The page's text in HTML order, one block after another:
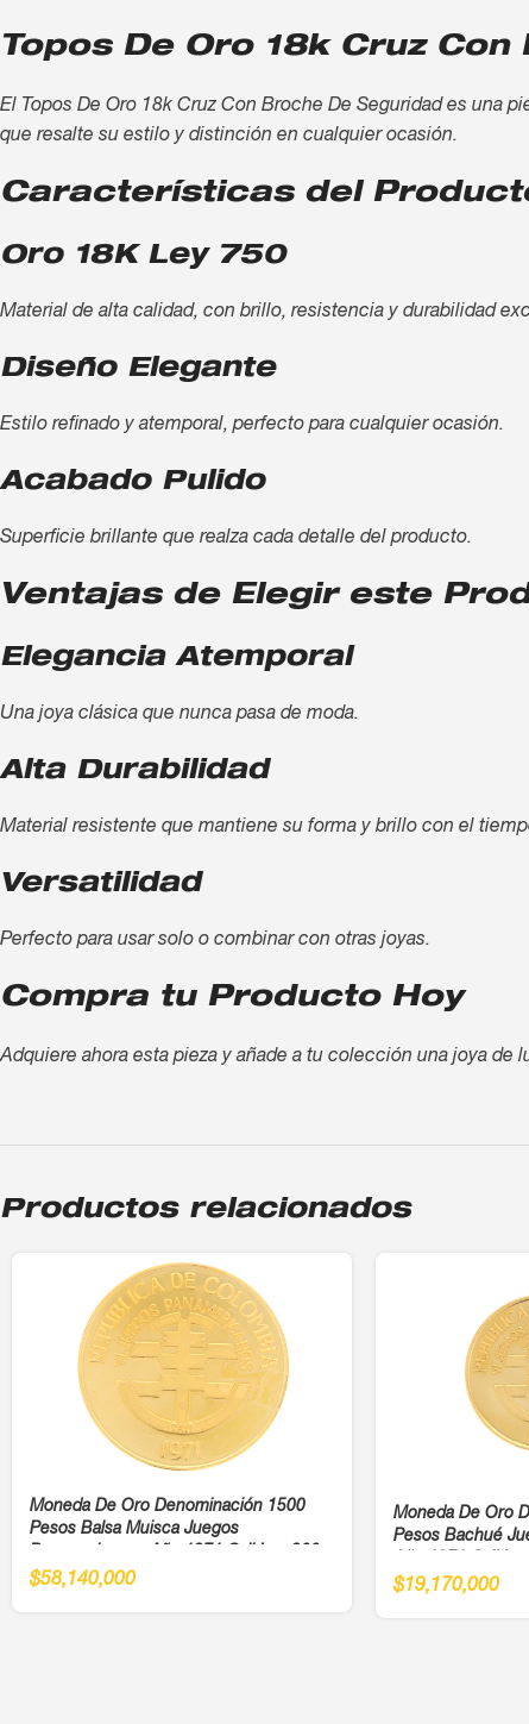
Topos De Oro 18k Cruz
El Topos De Oro 18k Cruz Con Broche De Seguridad es una
que resalte su estilo y distinción en cualquier ocasión.
Características del
Oro 18K Ley 750
Material de alta calidad, con brillo, resistencia y durabilidad
Diseño Elegante
Estilo refinado y atemporal, perfecto para cualquier ocasión.
Acabado Pulido
Superficie brillante que realza cada detalle del producto.
Ventajas de Elegir este
Elegancia Atemporal
Una joya clásica que nunca pasa de moda.
Alta Durabilidad
Material resistente que mantiene su forma y brillo con el
Versatilidad
Perfecto para usar solo o combinar con otras joyas.
Compra tu Producto Hoy
Adquiere ahora esta pieza y añade a tu colección una joya de
Productos relacionados
Moneda De Oro Denominación 1500
Pesos Balsa Muisca Juegos
$58,140,000
Moneda De Oro
Pesos Bachué
$19,170,000